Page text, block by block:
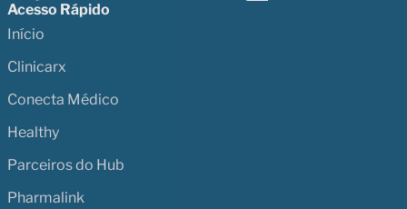
Acesso Rápido
Início
Clinicarx
Conecta Médico
Healthy
Parceiros do Hub
Pharmalink